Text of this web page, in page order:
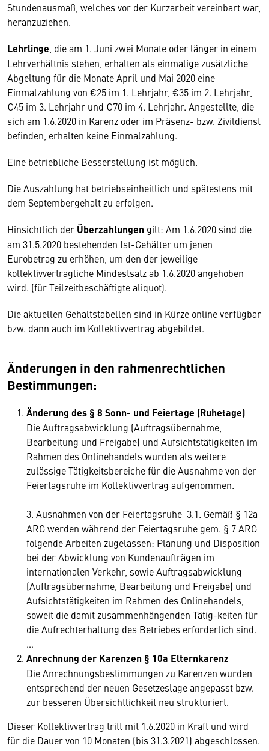
Stundenausmaß, welches vor der Kurzarbeit vereinbart war,
heranzuziehen.
Lehrlinge , die am 1. Juni zwei Monate oder länger in einem
Lehrverhältnis stehen, erhalten als einmalige zusätzliche
Abgeltung für die Monate April und Mai 2020 eine
Einmalzahlung von €25 im 1. Lehrjahr, €35 im 2. Lehrjahr,
€45 im 3. Lehrjahr und €70 im 4. Lehrjahr. Angestellte, die
sich am 1.6.2020 in Karenz oder im Präsenz- bzw. Zivildienst
befinden, erhalten keine Einmalzahlung.
Eine betriebliche Besserstellung ist möglich.
Die Auszahlung hat betriebseinheitlich und spätestens mit
dem Septembergehalt zu erfolgen.
Hinsichtlich der Überzahlungen gilt: Am 1.6.2020 sind die
am 31.5.2020 bestehenden Ist-Gehälter um jenen
Eurobetrag zu erhöhen, um den der jeweilige
kollektivvertragliche Mindestsatz ab 1.6.2020 angehoben
wird. (für Teilzeitbeschäftigte aliquot).
Die aktuellen Gehaltstabellen sind in Kürze online verfügbar
bzw. dann auch im Kollektivvertrag abgebildet.
Änderungen in den rahmenrechtlichen
Bestimmungen:
Änderung des § 8 Sonn- und Feiertage (Ruhetage)
Die Auftragsabwicklung (Auftragsübernahme,
Bearbeitung und Freigabe) und Aufsichtstätigkeiten im
Rahmen des Onlinehandels wurden als weitere
zulässige Tätigkeitsbereiche für die Ausnahme von der
Feiertagsruhe im Kollektivvertrag aufgenommen.
3. Ausnahmen von der Feiertagsruhe 3.1. Gemäß § 12a
ARG werden während der Feiertagsruhe gem. § 7 ARG
folgende Arbeiten zugelassen: Planung und Disposition
bei der Abwicklung von Kundenaufträgen im
internationalen Verkehr, sowie Auftragsabwicklung
(Auftragsübernahme, Bearbeitung und Freigabe) und
Aufsichtstätigkeiten im Rahmen des Onlinehandels,
soweit die damit zusammenhängenden Tätig-keiten für
die Aufrechterhaltung des Betriebes erforderlich sind.
…
Anrechnung der Karenzen § 10a Elternkarenz
Die Anrechnungsbestimmungen zu Karenzen wurden
entsprechend der neuen Gesetzeslage angepasst bzw.
zur besseren Übersichtlichkeit neu strukturiert.
Dieser Kollektivvertrag tritt mit 1.6.2020 in Kraft und wird
für die Dauer von 10 Monaten (bis 31.3.2021) abgeschlossen.